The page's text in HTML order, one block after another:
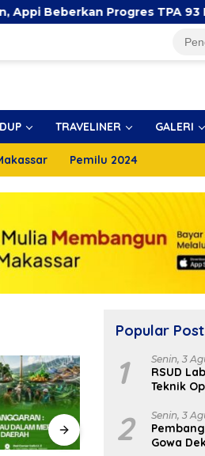
Progres TPA 93 Persen dan
TRAVELINER GALERI
Pemilu 2024
Popular Post
1 Senin, 3
RSUD
Teknik
Indikasi
2 Senin, 3
Gowa